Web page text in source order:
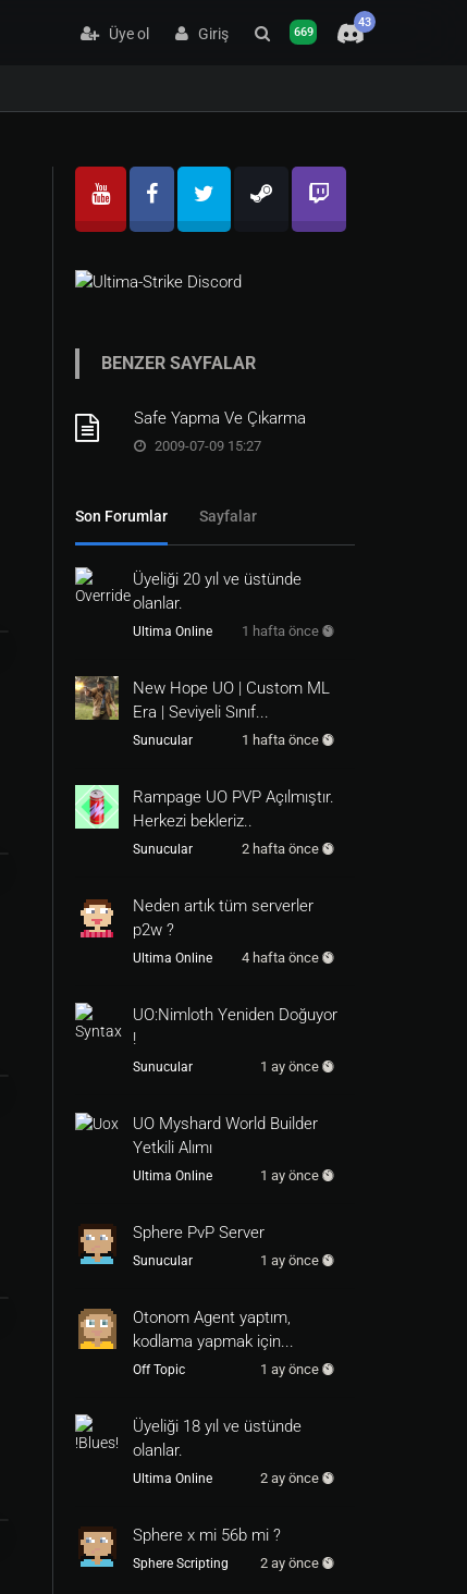
Üye ol Giriş 669
43
BENZER SAYFALAR
Safe Yapma Ve Çıkarma
2009-07-09 15:27
Son Forumlar Sayfalar
Üyeliği 20 yıl ve üstünde
olanlar.
Ultima Online 1 hafta önce
New Hope UO | Custom ML
Era | Seviyeli Sınıf...
Sunucular 1 hafta önce
Rampage UO PVP Açılmıştır.
Herkezi bekleriz..
Sunucular 2 hafta önce
Neden artık tüm serverler
p2w ?
Ultima Online 4 hafta önce
UO:Nimloth Yeniden Doğuyor
!
Sunucular 1 ay önce
UO Myshard World Builder
Yetkili Alımı
Ultima Online 1 ay önce
Sphere PvP Server
Sunucular 1 ay önce
Otonom Agent yaptım,
kodlama yapmak için...
Off Topic 1 ay önce
Üyeliği 18 yıl ve üstünde
olanlar.
Ultima Online 2 ay önce
Sphere x mi 56b mi ?
Sphere Scripting 2 ay önce